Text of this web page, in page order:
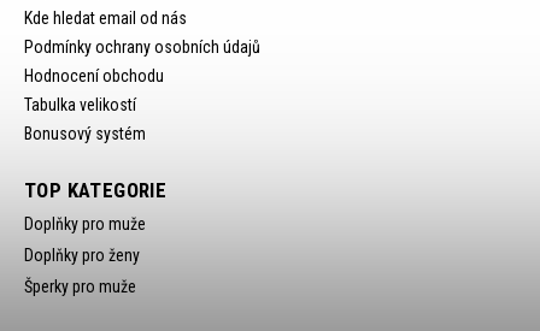
Kde hledat email od nás
Podmínky ochrany osobních údajů
Hodnocení obchodu
Tabulka velikostí
Bonusový systém
TOP KATEGORIE
Doplňky pro muže
Doplňky pro ženy
Šperky pro muže